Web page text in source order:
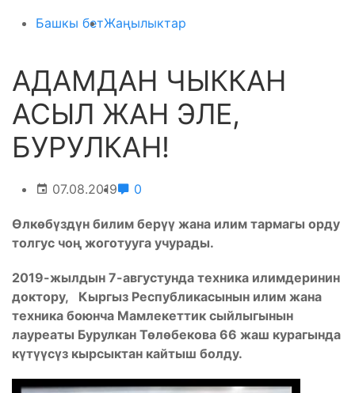
Башкы бетЖаңылыктар
АДАМДАН ЧЫККАН
АСЫЛ ЖАН ЭЛЕ,
БУРУЛКАН!
07.08.2019 0
Өлкөбүздүн билим берүү жана илим тармагы орду
толгус чоң жоготууга учурады.
2019-жылдын 7-августунда техника илимдеринин
доктору, Кыргыз Республикасынын илим жана
техника боюнча Мамлекеттик сыйлыгынын
лауреаты Бурулкан Төлөбекова 66 жаш курагында
күтүүсүз кырсыктан кайтыш болду.